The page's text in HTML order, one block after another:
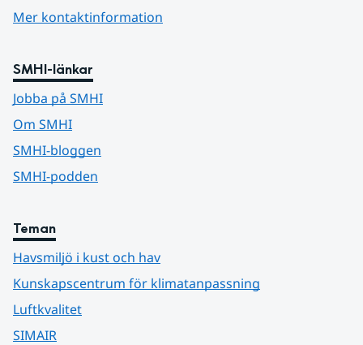
Mer kontaktinformation
SMHI-länkar
Jobba på SMHI
Om SMHI
SMHI-bloggen
SMHI-podden
Teman
Havsmiljö i kust och hav
Kunskapscentrum för klimatanpassning
Luftkvalitet
SIMAIR